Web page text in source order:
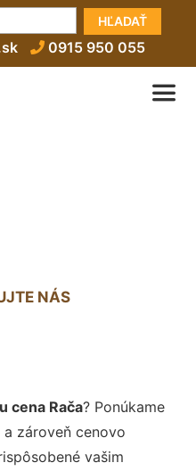
HĽADAŤ
0915 950 055
NÁS
cena Rača? Ponúkame
zároveň cenovo
vašim